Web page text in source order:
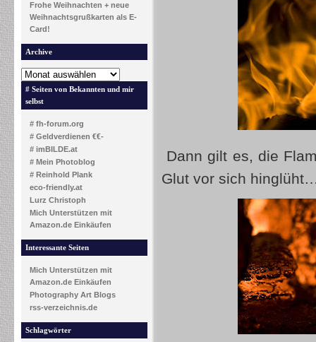
Frohe Weihnachten + neue
Weihnachtsgrußkarten als E-
Card!
Archive
# Seiten von Bekannten und mir
selbst
# fh-forum.org
# Geldverdienen €€-
# imBILDE.at
# Mein Photoblog
# Reinhold Plank
eco-friendly.at
Lurz Christoph
Mich Unterstützen mit
Amazon.de Einkäufen
Interessante Seiten
Mich Unterstützen mit
Amazon.de Einkäufen
Photography Art Blogs
rss-verzeichnis.de
Schlagwörter
Dann gilt es, die
Glut vor sich